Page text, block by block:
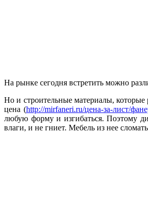
На рынке сегодня встретить можно
Но и строительные материалы, которые
цена (http://mirfaneri.ru/цена-за-лист/
любую форму и изгибаться. Поэтому
влаги, и не гниет. Мебель из нее